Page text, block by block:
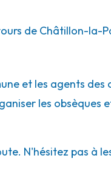
de Châtillon-la-
et les agents des
les obsèques
N'hésitez pas à